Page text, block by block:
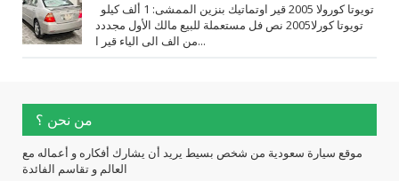
تويوتا كورلا2005 نص فل مستعملة للبيع مالك الأول مجددد
من الف الى الياء قير ا...
من نحن ؟
موقع سيارة سعودية من شخص بسيط يريد أن يشارك أفكاره و أعماله مع
العالم و تقاسم الفائدة